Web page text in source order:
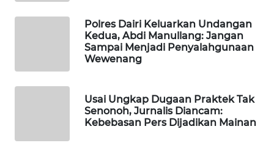
Polres Dairi Keluarkan Undangan
Kedua, Abdi Manullang: Jangan
Sampai Menjadi Penyalahgunaan
Wewenang
Usai Ungkap Dugaan Praktek Tak
Senonoh, Jurnalis Diancam:
Kebebasan Pers Dijadikan Mainan
WAHANANEWS
CO ID